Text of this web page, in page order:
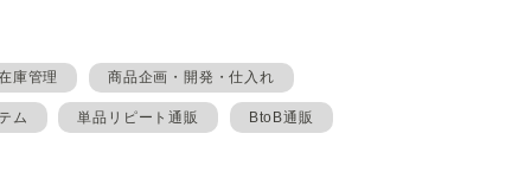
庫管理 商品企画・開発・仕入れ
ム 単品リピート通販 BtoB通販